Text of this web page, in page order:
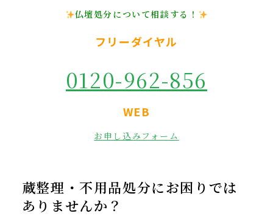
仏壇処分について相談する！
フリーダイヤル
0120-962-856
WEB
お申し込みフォーム
蔵整理・不用品処分にお困りでは
ありませんか？